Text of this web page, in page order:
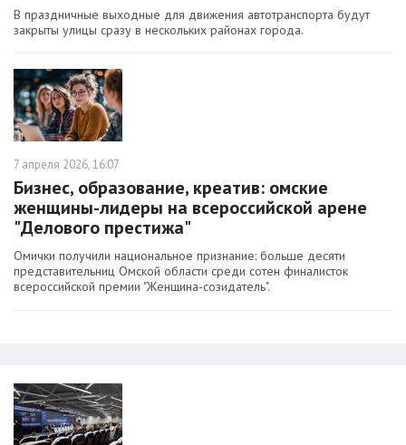
В праздничные выходные для движения автотранспорта будут
закрыты улицы сразу в нескольких районах города.
7 апреля 2026, 16:07
Бизнес, образование, креатив: омские
женщины-лидеры на всероссийской арене
"Делового престижа"
Омички получили национальное признание: больше десяти
представительниц Омской области среди сотен финалисток
всероссийской премии "Женщина-созидатель".